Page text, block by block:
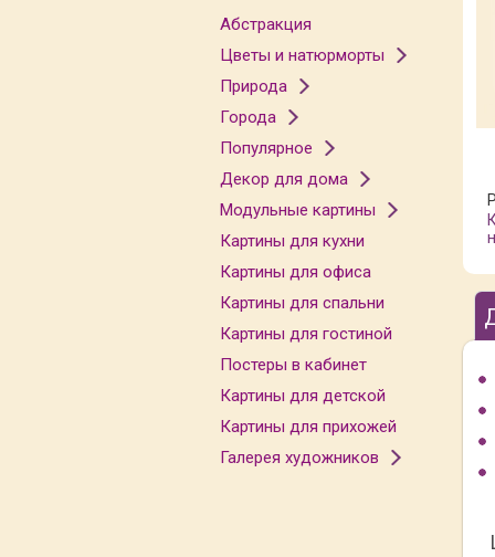
Абстракция
Цветы и натюрморты
Природа
Города
Популярное
Декор для дома
Модульные картины
Картины для кухни
Картины для офиса
Картины для спальни
Картины для гостиной
Постеры в кабинет
Картины для детской
Картины для прихожей
Галерея художников